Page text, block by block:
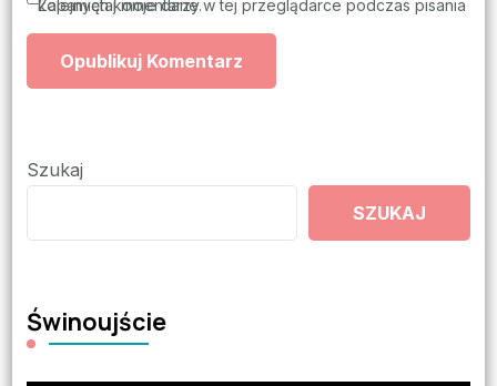
Zapamiętaj moje dane w tej przeglądarce podczas pisania kolejnych komentarzy.
Szukaj
SZUKAJ
Świnoujście